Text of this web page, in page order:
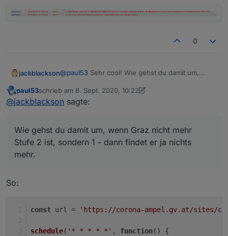
0
jackblackson@paul53 Sehr cool! Wie gehst du damit um,
dann findet er ja nichts mehr.
Hab es bei mir mal 1:1 reinkopiert, und bekomme
dann folgende Fehler:
Offline
paul53schrieb am 8. Sept. 2020, 10:22
zuletzt editiert von paul53 9. Aug. 2020, 12:22
@jackblackson sagte:
Wie gehst du damit um, wenn Graz nicht mehr
Stufe 2 ist, sondern 1 - dann findet er ja nichts
mehr.
So:
const url = 'https://corona-ampel.gv.at/sites/
schedule( '* * * * *' , function( ) {